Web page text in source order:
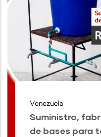
Venezuela
Suministro,
de bases para